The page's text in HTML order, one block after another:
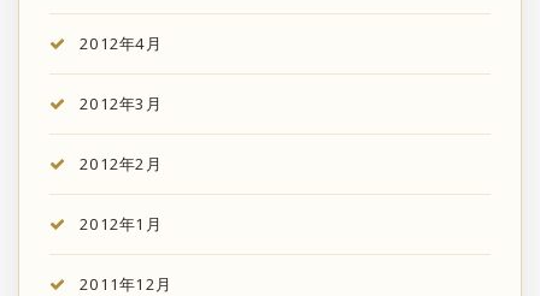
2012年4月
2012年3月
2012年2月
2012年1月
2011年12月